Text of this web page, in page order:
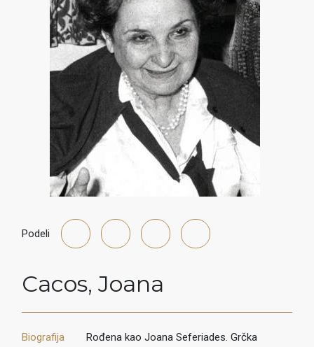
Podeli
Cacos, Joana
Biografija
Rođena kao Joana Seferiades. Grčka